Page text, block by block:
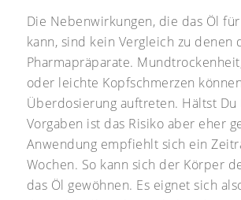
Die Nebenwirkungen, die das Öl
kann, sind kein Vergleich zu denen
Pharmapräparate.
oder leichte Kopfschmerzen
Überdosierung auftreten. Hältst Du
Vorgaben ist das Risiko aber eher
Anwendung empfiehlt sich ein
Wochen. So kann sich der Körper
das Öl gewöhnen. Es eignet sich